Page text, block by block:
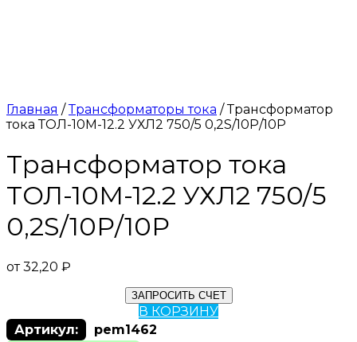
Главная /Трансформаторы тока / Трансформатор
тока ТОЛ-10М-12.2 УХЛ2 750/5 0,2S/10Р/10Р
Трансформатор тока
ТОЛ-10М-12.2 УХЛ2 750/5
0,2S/10Р/10Р
от32,20 ₽
ЗАПРОСИТЬ СЧЕТ
В КОРЗИНУ
Артикул:
pem1462